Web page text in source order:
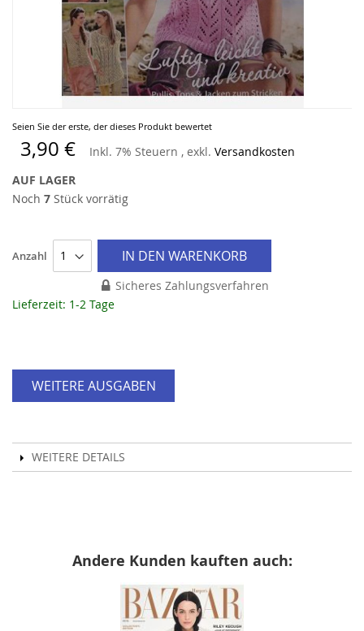
Seien Sie der erste, der dieses Produkt bewertet
3,90 € Inkl. 7% Steuern , exkl. Versandkosten
AUF LAGER
Noch 7 Stück vorrätig
Anzahl IN DEN WARENKORB
Sicheres Zahlungsverfahren
Lieferzeit: 1-2 Tage
WEITERE AUSGABEN
WEITERE DETAILS
Zum
Anfang
der
Bildergalerie
springen
Andere Kunden kauften auch: